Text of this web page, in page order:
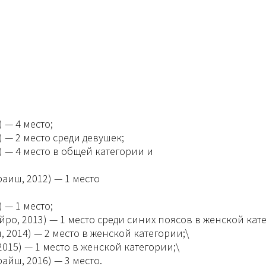
— 4 место;
2 место среди девушек;
— 4 место в общей категории и
2012) — 1 место
— 1 место;
2013) — 1 место среди синих поясов в женской
— 2 место в женской категории;\
— 1 место в женской категории;\
2016) — 3 место.